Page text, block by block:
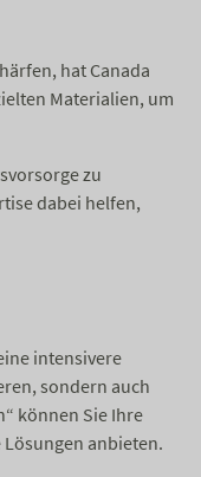
hat Canada
Materialien, um
zu
dabei helfen,
intensivere
sondern auch
können Sie Ihre
anbieten.